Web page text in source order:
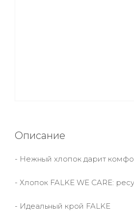
Описание
- Нежный хлопок дарит
- Хлопок FALKE WE CARE:
- Идеальный крой FALKE